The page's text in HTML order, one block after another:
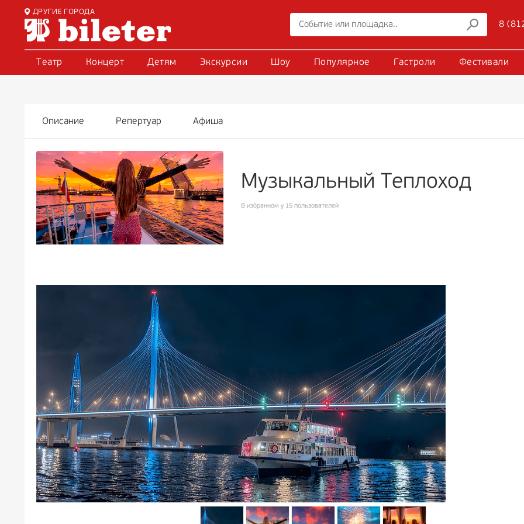
ДРУГИЕ ГОРОДА
8
Театр Концерт Детям Экскурсии Шоу Популярное Гастроли Фестивали
Описание Репертуар Афиша
Музыкальный Теплоход
В избранном у 15 пользователей